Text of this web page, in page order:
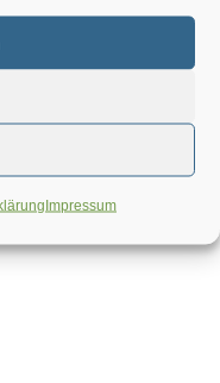
Impressum
Wieder ein
geschätzten